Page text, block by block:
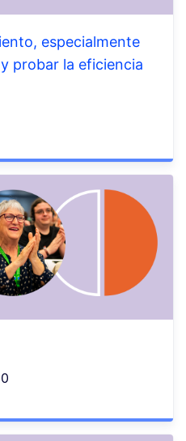
especialmente
probar la eficiencia
0